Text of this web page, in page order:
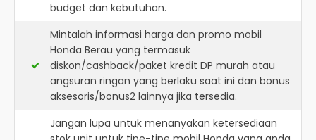
budget dan kebutuhan.
Mintalah informasi harga dan promo mobil
Honda Berau yang termasuk
diskon/cashback/paket kredit DP murah atau
angsuran ringan yang berlaku saat ini dan bonus
aksesoris/bonus2 lainnya jika tersedia.
Jangan lupa untuk menanyakan ketersediaan